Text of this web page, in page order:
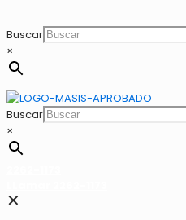
Buscar
×
Buscar
×
✕